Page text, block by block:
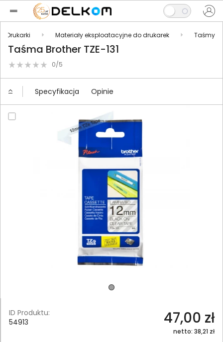
Drukarki Materiały eksploatacyjne do drukarek Taśmy
Taśma Brother TZE-131
0/5
Specyfikacja Opinie
ID Produktu:
54913
47,00 zł
netto: 38,21 zł